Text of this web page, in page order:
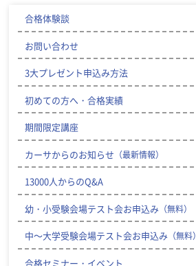
合格体験談
お問い合わせ
3大プレゼント申込み方法
初めての方へ・合格実績
期間限定講座
カーサからのお知らせ （最新情報）
13000人からのQ&A
幼・小受験会場テスト会お申込み （無料）
中～大学受験会場テスト会お申込み （無料）
合格セミナー・イベント